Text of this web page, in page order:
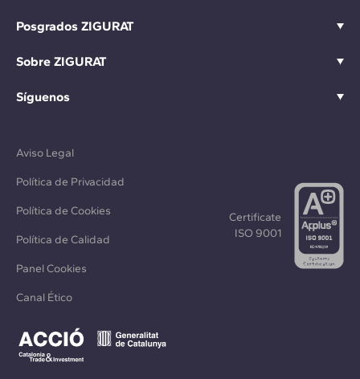
Posgrados ZIGURAT
Sobre ZIGURAT
Síguenos
Aviso Legal
Política de Privacidad
Política de Cookies
Política de Calidad
Panel Cookies
Canal Ético
Certificate
ISO 9001